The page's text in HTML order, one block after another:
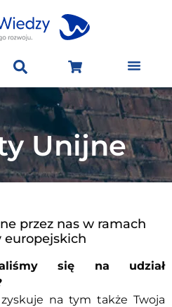
Unijne
przez nas w ramach
europejskich
się na udział
na tym także Twoja